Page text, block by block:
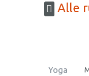
Alle
Yoga